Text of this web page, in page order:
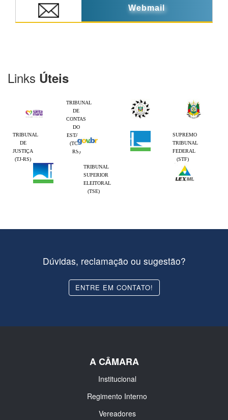
Webmail
Links Úteis
TRIBUNAL
DE
CONTAS
DO
ESTADO
(TCE-
RS)
TRIBUNAL
DE
JUSTIÇA
(TJ-RS)
SUPREMO
TRIBUNAL
FEDERAL
(STF)
TRIBUNAL
SUPERIOR
ELEITORAL
(TSE)
Dúvidas, reclamação ou sugestão?
ENTRE EM CONTATO!
A CÂMARA
Institucional
Regimento Interno
Vereadores